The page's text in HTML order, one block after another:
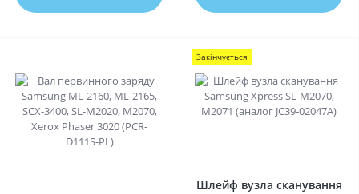
Закінчується
Шлейф вузла сканування